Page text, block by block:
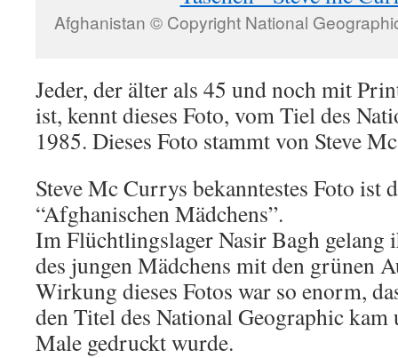
Afghanistan © Copyright National
Jeder, der älter als 45 und noch mit
ist, kennt dieses Foto, vom Tiel des
1985. Dieses Foto stammt von Steve
Steve Mc Currys bekanntestes Foto ist
“Afghanischen Mädchens”.
Im Flüchtlingslager Nasir Bagh gelang
des jungen Mädchens mit den grünen
Wirkung dieses Fotos war so enorm,
den Titel des National Geographic kam
Male gedruckt wurde.